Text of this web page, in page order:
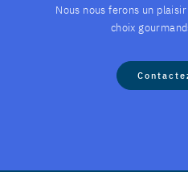
Nous nous ferons un
choix